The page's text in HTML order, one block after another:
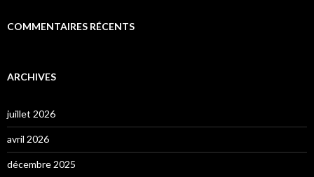
COMMENTAIRES RÉCENTS
ARCHIVES
juillet 2026
avril 2026
décembre 2025